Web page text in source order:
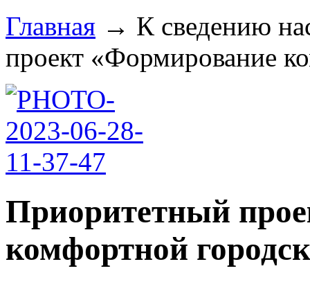
Главная → К сведению
проект «Формирование
Приоритетный
комфортной